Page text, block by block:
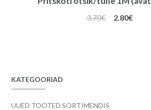
3.70€
Algne
2.80€
KATEGOORIAD
UUED TOOTED SORTIMENDIS